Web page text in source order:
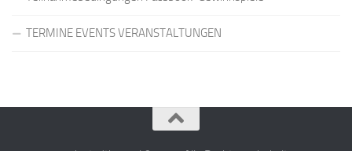
TERMINE EVENTS VERANSTALTUNGEN